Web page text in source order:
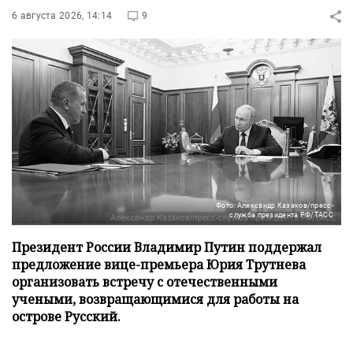
6 августа 2026, 14:14 9
Фото: Александр Казаков/пресс-
служба президента РФ/ТАСС
Президент России Владимир Путин поддержал
предложение вице-премьера Юрия Трутнева
организовать встречу с отечественными
учеными, возвращающимися для работы на
острове Русский.